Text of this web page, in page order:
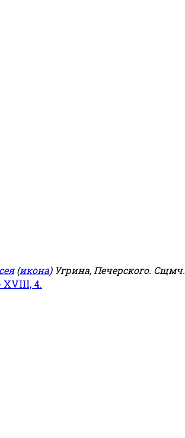
(икона) Угрина, Печерского. Сщмч.
XVIII, 4.